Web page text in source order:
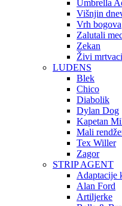
Umbrella
Višnjin
Vrh bogova
Zalutali
Zekan
Živi mrtvaci
LUDENS
Blek
Chico
Diabolik
Dylan Dog
Kapetan
Mali
Tex Willer
Zagor
STRIP AGENT
Adaptacije
Alan Ford
Artiljerke